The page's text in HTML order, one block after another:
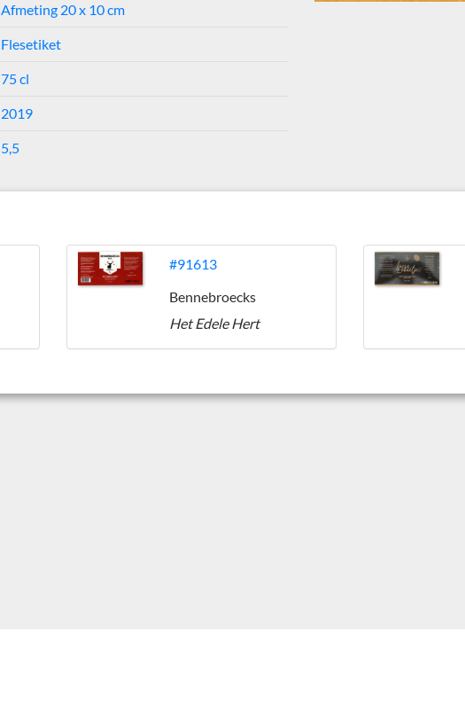
Afmeting 20 x 10 cm
Flesetiket
75 cl
2019
5,5
#91613
Bennebroecks
Het Edele Hert